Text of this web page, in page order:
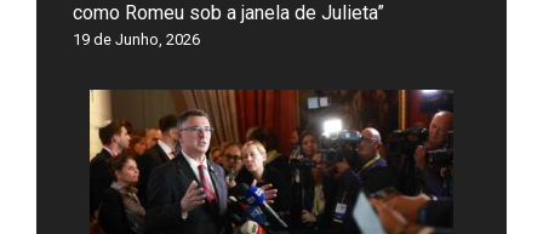
como Romeu sob a janela de Julieta”
19 de Junho, 2026